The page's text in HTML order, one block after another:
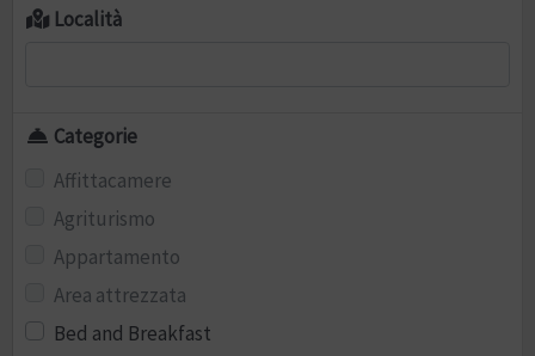
Località
Categorie
Affittacamere
Agriturismo
Appartamento
Area attrezzata
Bed and Breakfast